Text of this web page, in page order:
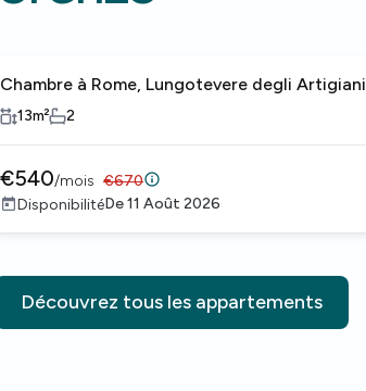
Chambre à Rome, Lungotevere degli Artigiani
13m² 2
€540/mois €670
DisponibilitéDe11 Août 2026
Découvrez tous les appartements